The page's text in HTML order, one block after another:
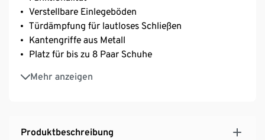
Verstellbare Einlegeböden
Türdämpfung für lautloses Schließen
Kantengriffe aus Metall
Platz für bis zu 8 Paar Schuhe
Mehr anzeigen
Deckplatte in Nussbaum-Nachbildung und
filigraner 8-mm-Optik
MADE IN GERMANY
Produktbeschreibung